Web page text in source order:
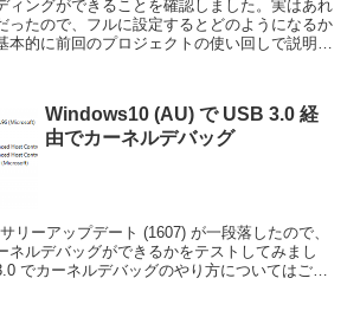
ィングができることを確認しました。実はあれ
ったので、フルに設定するとどのようになるか
本的に前回のプロジェクトの使い回しで説明し
Windows10 (AU) で USB 3.0 経
由でカーネルデバッグ
リーアップデート (1607) が一段落したので、
ネルデバッグができるかをテストしてみまし
でカーネルデバッグのやり方についてはご紹